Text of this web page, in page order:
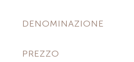
DENOMINAZIONE
PREZZO